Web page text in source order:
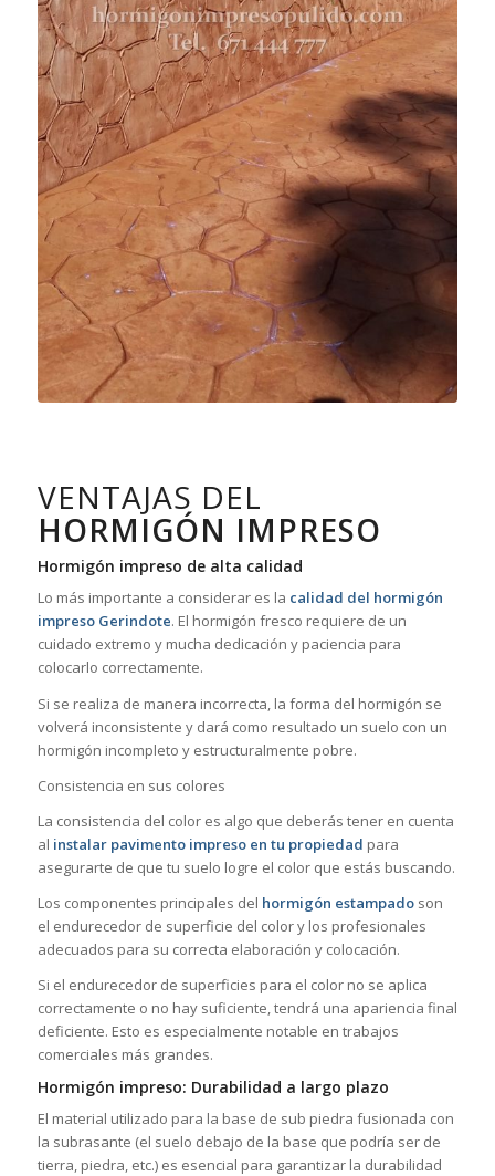
VENTAJAS DEL
HORMIGÓN IMPRESO
Hormigón impreso de alta calidad
Lo más importante a considerar es la calidad del hormigón
impreso Gerindote. El hormigón fresco requiere de un
cuidado extremo y mucha dedicación y paciencia para
colocarlo correctamente.
Si se realiza de manera incorrecta, la forma del hormigón se
volverá inconsistente y dará como resultado un suelo con un
hormigón incompleto y estructuralmente pobre.
Consistencia en sus colores
La consistencia del color es algo que deberás tener en cuenta
al instalar pavimento impreso en tu propiedad para
asegurarte de que tu suelo logre el color que estás buscando.
Los componentes principales del hormigón estampadoson
el endurecedor de superficie del color y los profesionales
adecuados para su correcta elaboración y colocación.
Si el endurecedor de superficies para el color no se aplica
correctamente o no hay suficiente, tendrá una apariencia final
deficiente. Esto es especialmente notable en trabajos
comerciales más grandes.
Hormigón impreso: Durabilidad a largo plazo
El material utilizado para la base de sub piedra fusionada con
la subrasante (el suelo debajo de la base que podría ser de
tierra, piedra, etc.) es esencial para garantizar la durabilidad